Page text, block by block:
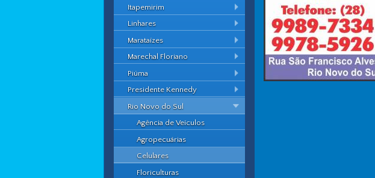
Itapemirim
Linhares
Marataízes
Marechal Floriano
Piúma
Presidente Kennedy
Rio Novo do Sul
Agência de Veículos
Agropecuárias
Celulares
Floriculturas